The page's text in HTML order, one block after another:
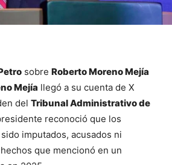
sobre Roberto Moreno Mejía
Mejía llegó a su cuenta de X
del Tribunal Administrativo de
reconoció que los
imputados, acusados ni
que mencionó en un